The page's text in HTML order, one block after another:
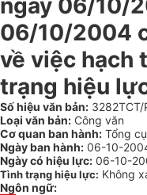
ngày 06/10/
06/10/2004
về việc hạch
trạng hiệu
Số hiệu văn bản: 3282TCT/
Loại văn bản: Công văn
Cơ quan ban hành: Tổng
Ngày ban hành: 06-10-
Ngày có hiệu lực: 06-10-
Tình trạng hiệu lực: Không
Ngôn ngữ: